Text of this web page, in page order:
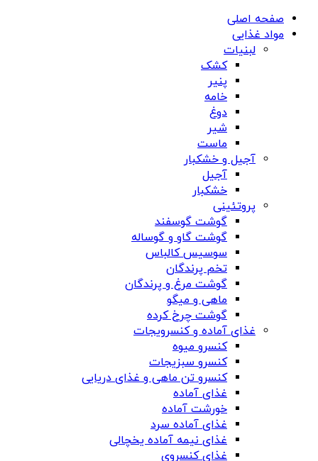
صفحه اصلی
مواد غذایی
لبنیات
کشک
پنیر
خامه
دوغ
شیر
ماست
آجیل و خشکبار
آجیل
خشکبار
پروتئینی
گوشت گوسفند
گوشت گاو و گوساله
سوسیس کالباس
تخم پرندگان
گوشت مرغ و پرندگان
ماهی و میگو
گوشت چرخ کرده
غذای آماده و کنسرویجات
کنسرو میوه
کنسرو سبزیجات
کنسرو تن ماهی و غذای دریایی
غذای آماده
خورشت آماده
غذای آماده سرد
غذای نیمه آماده یخچالی
غذای کنسروی